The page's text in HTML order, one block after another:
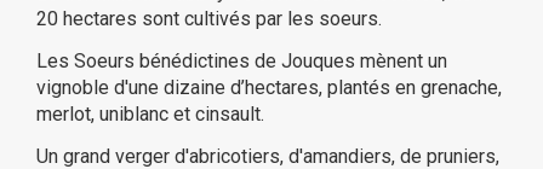
20 hectares sont cultivés par les soeurs.
Les Soeurs bénédictines de Jouques mènent un
vignoble d'une dizaine d’hectares, plantés en grenache,
merlot, uniblanc et cinsault.
Un grand verger d'abricotiers, d'amandiers, de pruniers,